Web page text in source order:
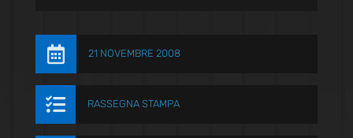
 21 NOVEMBRE 2008
 RASSEGNA STAMPA